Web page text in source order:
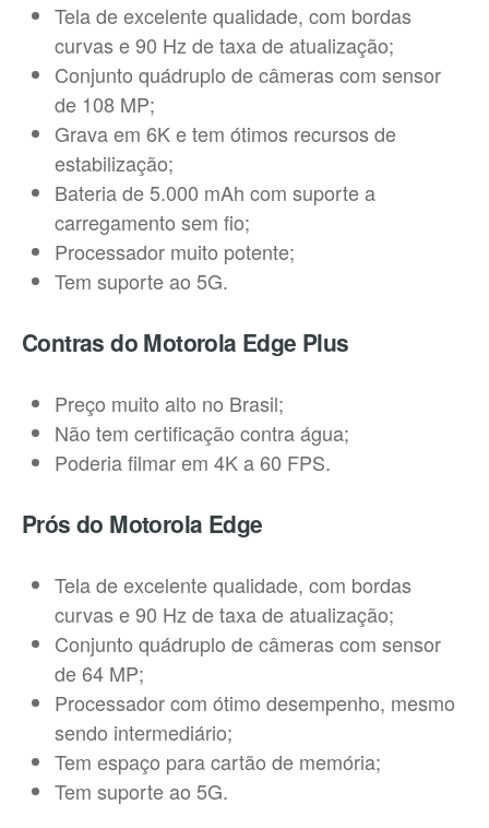
Tela de excelente qualidade, com bordas
curvas e 90 Hz de taxa de atualização;
Conjunto quádruplo de câmeras com sensor
de 108 MP;
Grava em 6K e tem ótimos recursos de
estabilização;
Bateria de 5.000 mAh com suporte a
carregamento sem fio;
Processador muito potente;
Tem suporte ao 5G.
Contras do Motorola Edge Plus
Preço muito alto no Brasil;
Não tem certificação contra água;
Poderia filmar em 4K a 60 FPS.
Prós do Motorola Edge
Tela de excelente qualidade, com bordas
curvas e 90 Hz de taxa de atualização;
Conjunto quádruplo de câmeras com sensor
de 64 MP;
Processador com ótimo desempenho, mesmo
sendo intermediário;
Tem espaço para cartão de memória;
Tem suporte ao 5G.